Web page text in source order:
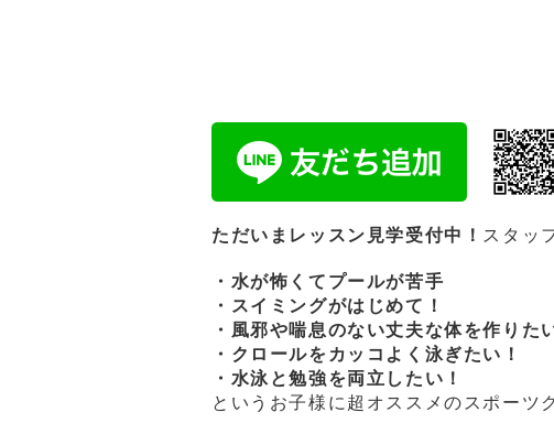
ただいまレッスン見学受付中！ スタッ
・水が怖くてプールが苦手
・スイミングがはじめて！
・風邪や喘息のない丈夫な体を作りた
・クロールをカッコよく泳ぎたい！
・水泳と勉強を両立したい！
というお子様に超オススメのスポーツ